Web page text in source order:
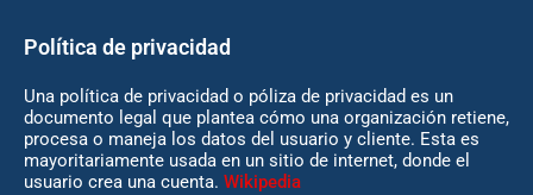
Política de privacidad
Una política de privacidad o póliza de privacidad es un
documento legal que plantea cómo una organización retiene,
procesa o maneja los datos del usuario y cliente. Esta es
mayoritariamente usada en un sitio de internet, donde el
usuario crea una cuenta. Wikipedia